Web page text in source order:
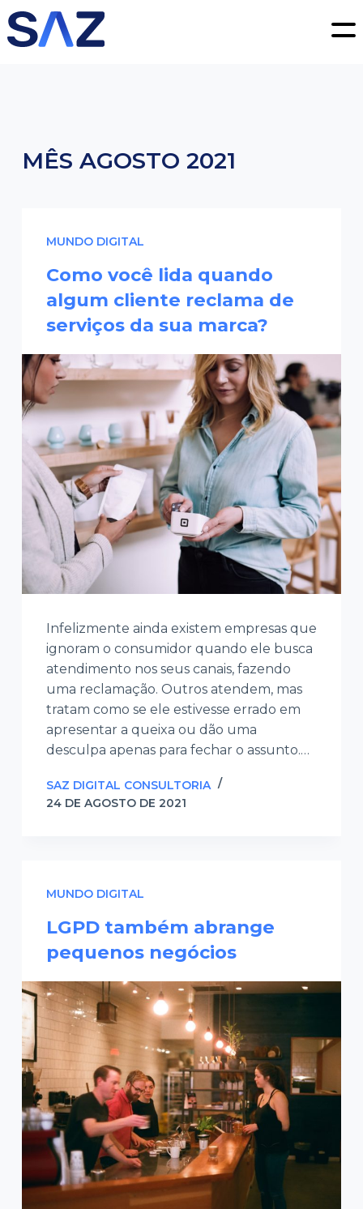
SAZ Digital Consultoria
SERVIÇOS
GESTÃO DE PRODUTOS E SERVIÇOS
BLOG
CONTATO
MÊS AGOSTO 2021
MUNDO DIGITAL
Como você lida quando
algum cliente reclama de
serviços da sua marca?
Infelizmente ainda existem empresas que
ignoram o consumidor quando ele busca
atendimento nos seus canais, fazendo
uma reclamação. Outros atendem, mas
tratam como se ele estivesse errado em
apresentar a queixa ou dão uma
desculpa apenas para fechar o assunto.…
SAZ DIGITAL CONSULTORIA
24 DE AGOSTO DE 2021
MUNDO DIGITAL
LGPD também abrange
pequenos negócios